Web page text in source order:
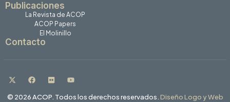
Publicaciones
La Revista de ACOP
ACOP Papers
El Molinillo
Contacto
© 2026 ACOP. Todos los derechos reservados.Diseño Logo y Web